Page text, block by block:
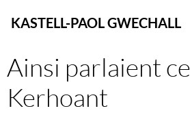
KASTELL-PAOL GWECHALL
Ainsi parlaient
Kerhoant